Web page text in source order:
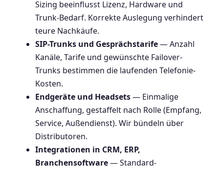
Sizing beeinflusst Lizenz, Hardware und
Trunk-Bedarf. Korrekte Auslegung verhindert
teure Nachkäufe.
SIP-Trunks und Gesprächstarife— Anzahl
Kanäle, Tarife und gewünschte Failover-
Trunks bestimmen die laufenden Telefonie-
Kosten.
Endgeräte und Headsets— Einmalige
Anschaffung, gestaffelt nach Rolle (Empfang,
Service, Außendienst). Wir bündeln über
Distributoren.
Integrationen in CRM, ERP,
Branchensoftware— Standard-